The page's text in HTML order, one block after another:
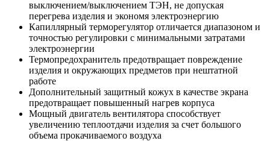
выключением/выключением ТЭН, не допуская
перегрева изделия и экономя электроэнергию
Капиллярный терморегулятор отличается диапазоном и
точностью регулировки с минимальными затратами
электроэнергии
Термопредохранитель предотвращает повреждение
изделия и окружающих предметов при нештатной
работе
Дополнительный защитный кожух в качестве экрана
предотвращает повышенный нагрев корпуса
Мощный двигатель вентилятора способствует
увеличению теплоотдачи изделия за счет большого
объема прокачиваемого воздуха